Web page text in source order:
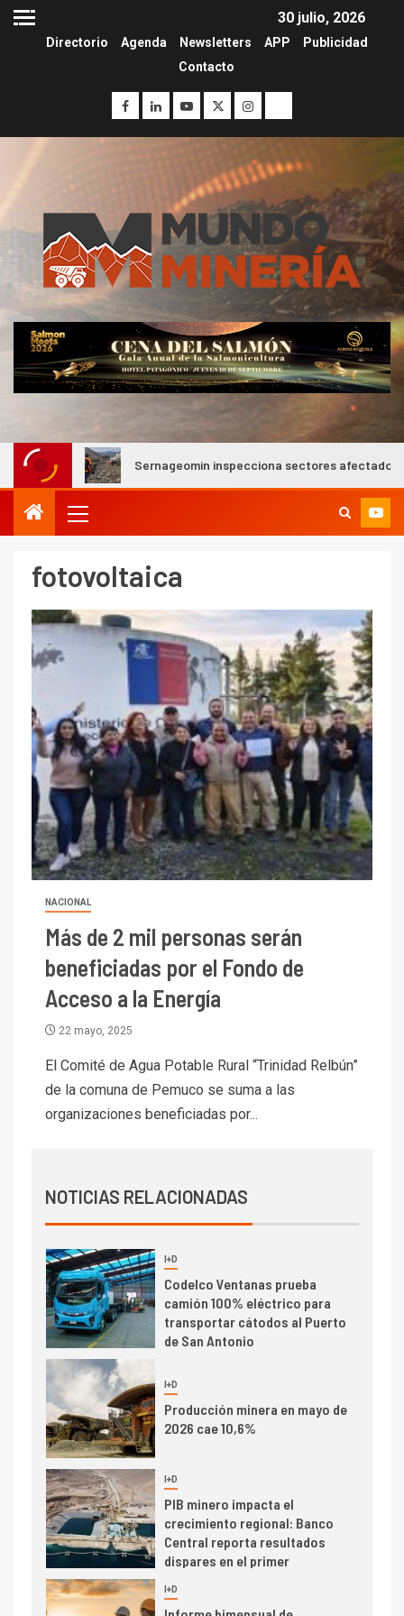
30 julio, 2026
Directorio Agenda Newsletters APP
Publicidad
Contacto
Sernageomin inspecciona sectores afectados por
fotovoltaica
NACIONAL
Más de 2 mil personas serán
beneficiadas por el Fondo de
Acceso a la Energía
22 mayo, 2025
El Comité de Agua Potable Rural “Trinidad Relbún”
de la comuna de Pemuco se suma a las
organizaciones beneficiadas por...
NOTICIAS RELACIONADAS
3 I+D
crecimiento regional: Banco
dispares en el primer
trimestre
Informe bimensual de
Cochilco: precio del cobre
alcanza máximos por escasez
de concentrados
5 I+D
Estudio revela cómo el precio
del cobre y educación superior
se relacionan en zonas
mineras
6
BHP proyecta producción de
cobre cercana a 2 millones de
toneladas tras récord en
7 I+D
Codelco reporta Ebitda de US$
6.670 millones y mejora sus
indicadores financieros
Codelco Ventanas prueba
camión 100% eléctrico para
de San Antonio
Producción minera en mayo de
2026 cae 10,6%
3 I+D
PIB minero impacta el
crecimiento regional: Banco
Central reporta resultados
dispares en el primer
Informe bimensual de
Cochilco: precio del cobre
alcanza máximos por escasez
5 I+D
Estudio revela cómo el precio
del cobre y educación superior
se relacionan en zonas
mineras
6 I+D